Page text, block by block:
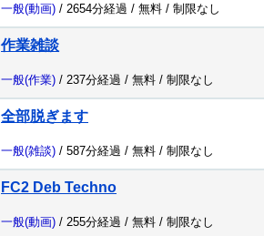
一般(動画) / 2654分経過 / 無料 / 制限なし
作業雑談
一般(作業) / 237分経過 / 無料 / 制限なし
全部脱ぎます
一般(雑談) / 587分経過 / 無料 / 制限なし
FC2 Deb Techno
一般(動画) / 255分経過 / 無料 / 制限なし